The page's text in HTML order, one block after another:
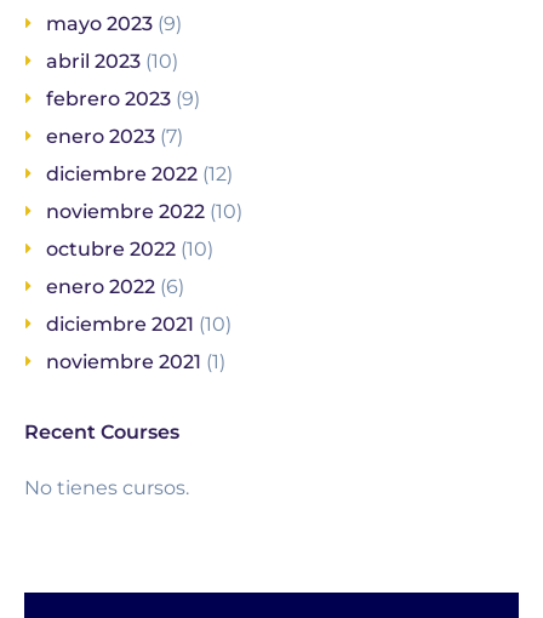
mayo 2023 (9)
abril 2023 (10)
febrero 2023 (9)
enero 2023 (7)
diciembre 2022 (12)
noviembre 2022 (10)
octubre 2022 (10)
enero 2022 (6)
diciembre 2021 (10)
noviembre 2021 (1)
Recent Courses
No tienes cursos.